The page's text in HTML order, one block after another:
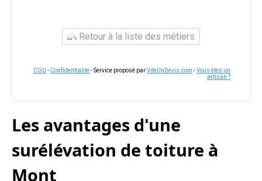
Retour à la liste des métiers
CGU - Confidentialité- Service proposé parViteUnDevis.com -Vous êtes un
artisan ?
Les avantages d'une
surélévation de toiture à
Mont